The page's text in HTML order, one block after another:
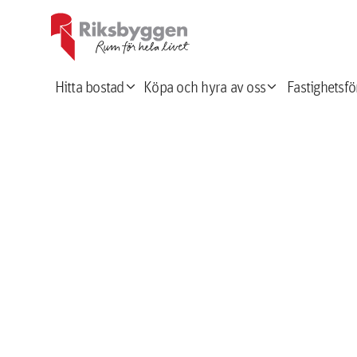
Hitta bostadexpand_more Köpa och hyra av ossexpand_more